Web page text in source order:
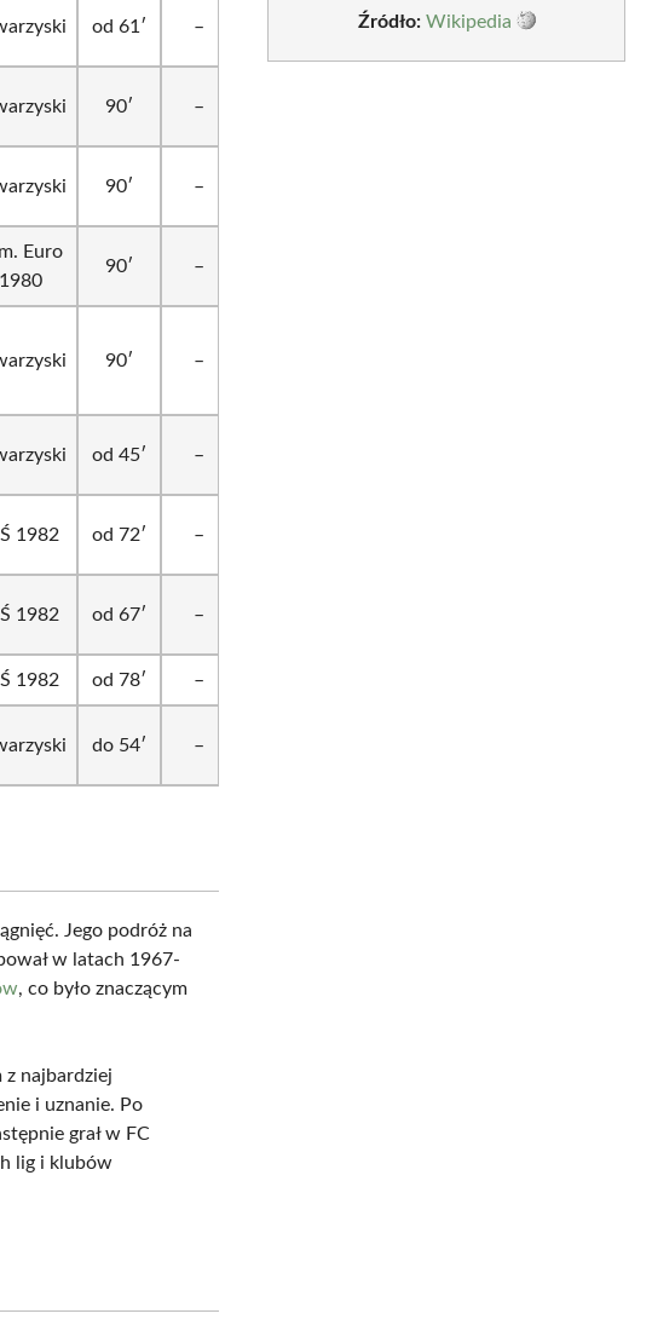
od 61′ –
90′ –
90′ –
Euro
1980
90′ –
90′ –
od 45′ –
1982 od 72′ –
1982 od 67′ –
1982 od 78′ –
do 54′ –
Jego podróż na
w latach 1967-
, co było znaczącym
z najbardziej
i uznanie. Po
grał w FC
lig i klubów
Źródło: Wikipedia